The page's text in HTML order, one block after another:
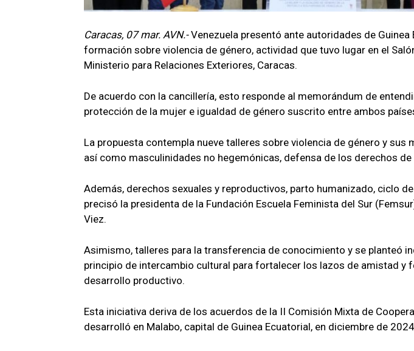
Caracas, 07 mar. AVN.-Venezuela presentó ante autoridades de Guinea
formación sobre violencia de género, actividad que tuvo lugar en el
Ministerio para Relaciones Exteriores, Caracas.
De acuerdo con la cancillería, esto responde al memorándum de
protección de la mujer e igualdad de género suscrito entre ambos
La propuesta contempla nueve talleres sobre violencia de género y sus
así como masculinidades no hegemónicas, defensa de los derechos
Además, derechos sexuales y reproductivos, parto humanizado, ciclo
precisó la presidenta de la Fundación Escuela Feminista del Sur
Viez.
Asimismo, talleres para la transferencia de conocimiento y se planteó
principio de intercambio cultural para fortalecer los lazos de amistad y
desarrollo productivo.
Esta iniciativa deriva de los acuerdos de la II Comisión Mixta de
desarrolló en Malabo, capital de Guinea Ecuatorial, en diciembre de